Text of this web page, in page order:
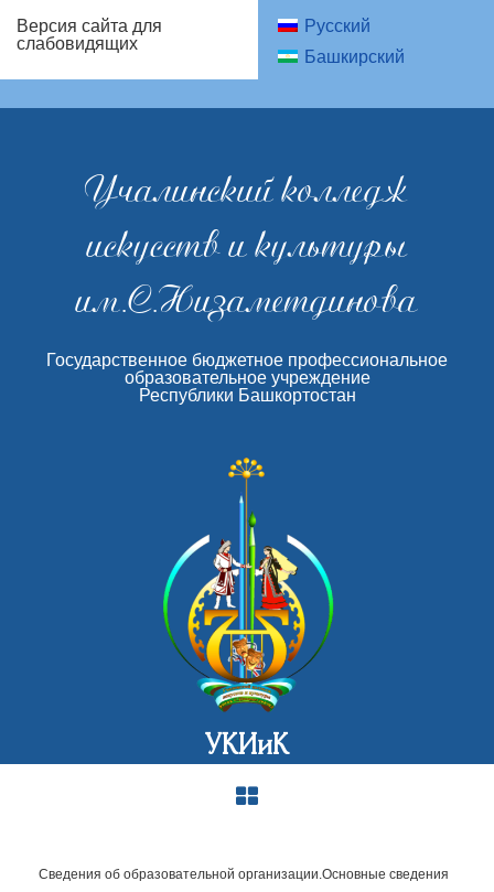
Версия сайта для
слабовидящих
Русский
Башкирский
Учалинский колледж
искусств и культуры
им.С.Низаметдинова
Государственное бюджетное профессиональное
образовательное учреждение
Республики Башкортостан
УКИиК
Сведения об образовательной организации.Основные сведения